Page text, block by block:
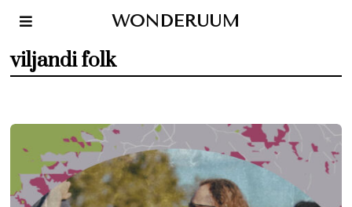
WONDERUUM
viljandi folk